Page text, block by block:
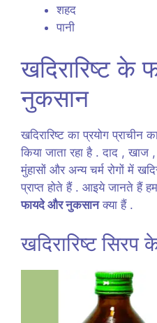
शहद
पानी
खदिरारिष्ट के
नुकसान
खदिरारिष्ट का प्रयोग
किया जाता रहा है . दाद ,
मुंहासों और अन्य चर्म रोगों में
प्राप्त होते हैं . आइये जानते हैं
फायदे और नुकसानक्या हैं .
खदिरारिष्ट सिरप